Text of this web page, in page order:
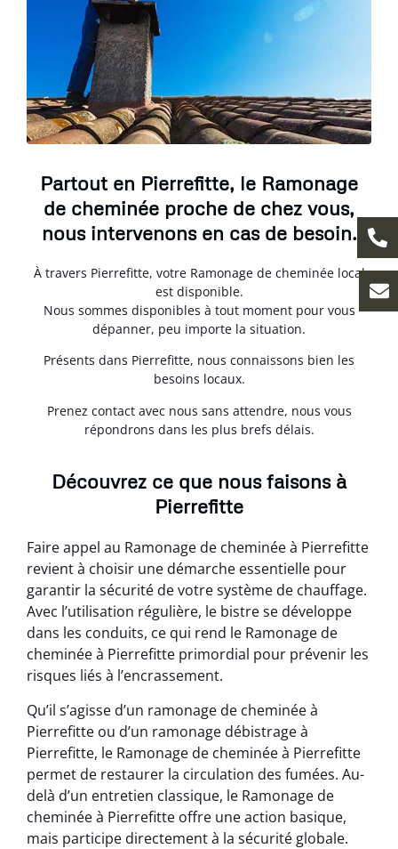
Partout en Pierrefitte, le Ramonage
de cheminée proche de chez vous,
nous intervenons en cas de besoin.
À travers Pierrefitte, votre Ramonage de cheminée local
est disponible.
Nous sommes disponibles à tout moment pour vous
dépanner, peu importe la situation.
Présents dans Pierrefitte, nous connaissons bien les
besoins locaux.
Prenez contact avec nous sans attendre, nous vous
répondrons dans les plus brefs délais.
Découvrez ce que nous faisons à
Pierrefitte
Faire appel au Ramonage de cheminée à Pierrefitte
revient à choisir une démarche essentielle pour
garantir la sécurité de votre système de chauffage.
Avec l’utilisation régulière, le bistre se développe
dans les conduits, ce qui rend le Ramonage de
cheminée à Pierrefitte primordial pour prévenir les
risques liés à l’encrassement.
Qu’il s’agisse d’un ramonage de cheminée à
Pierrefitte ou d’un ramonage débistrage à
Pierrefitte, le Ramonage de cheminée à Pierrefitte
permet de restaurer la circulation des fumées. Au-
delà d’un entretien classique, le Ramonage de
cheminée à Pierrefitte offre une action basique,
mais participe directement à la sécurité globale.